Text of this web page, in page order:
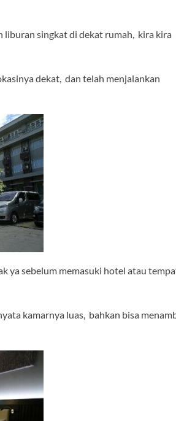
singkat di dekat rumah, kira kira
dekat, dan telah menjalankan
ya sebelum memasuki hotel atau
kamarnya luas, bahkan bisa